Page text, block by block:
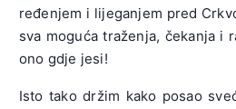
ređenjem i lijeganjem pred
sva moguća traženja, čekanja i
ono gdje jesi!
Isto tako držim kako posao